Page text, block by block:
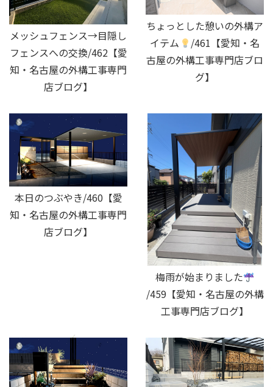
メッシュフェンス→目隠し
フェンスへの交換/462【愛
知・名古屋の外構工事専門
店ブログ】
ちょっとした憩いの外構ア
イテム
/461【愛知・名
古屋の外構工事専門店ブロ
グ】
本日のつぶやき/460【愛
知・名古屋の外構工事専門
店ブログ】
梅雨が始まりました
/459【愛知・名古屋の外構
工事専門店ブログ】